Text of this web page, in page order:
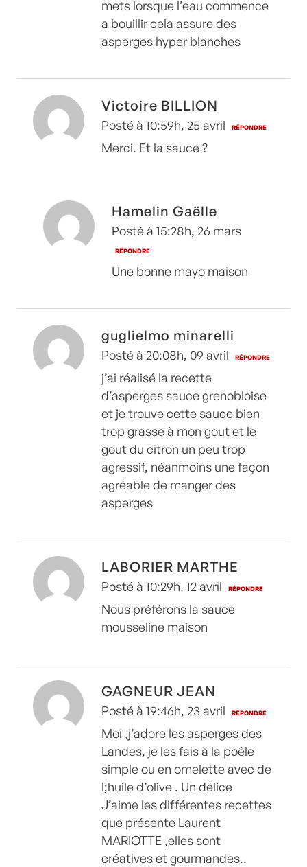
mets lorsque l’eau commence
a bouillir cela assure des
asperges hyper blanches
Victoire BILLION
Posté à 10:59h, 25 avril RÉPONDRE
Merci. Et la sauce ?
Hamelin Gaëlle
Posté à 15:28h, 26 mars
RÉPONDRE
Une bonne mayo maison
guglielmo minarelli
Posté à 20:08h, 09 avril RÉPONDRE
j’ai réalisé la recette
d’asperges sauce grenobloise
et je trouve cette sauce bien
trop grasse à mon gout et le
gout du citron un peu trop
agressif, néanmoins une façon
agréable de manger des
asperges
LABORIER MARTHE
Posté à 10:29h, 12 avril RÉPONDRE
Nous préférons la sauce
mousseline maison
GAGNEUR JEAN
Posté à 19:46h, 23 avril RÉPONDRE
Moi ,j’adore les asperges des
Landes, je les fais à la poêle
simple ou en omelette avec de
l;huile d’olive . Un délice
J’aime les différentes recettes
que présente Laurent
MARIOTTE ,elles sont
créatives et gourmandes..